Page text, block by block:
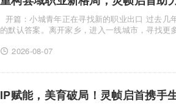
的默认答案。离开家乡，进入一线城市，寻找更多机会，是
2026-08-07